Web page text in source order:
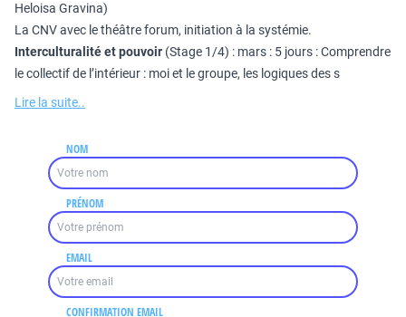
Heloisa Gravina)
La CNV avec le théâtre forum, initiation à la systémie.
Interculturalité et pouvoir (Stage 1/4) : mars : 5 jours : Comprendre
le collectif de l’intérieur : moi et le groupe, les logiques des s
Lire la suite..
NOM
PRÉNOM
EMAIL
CONFIRMATION EMAIL